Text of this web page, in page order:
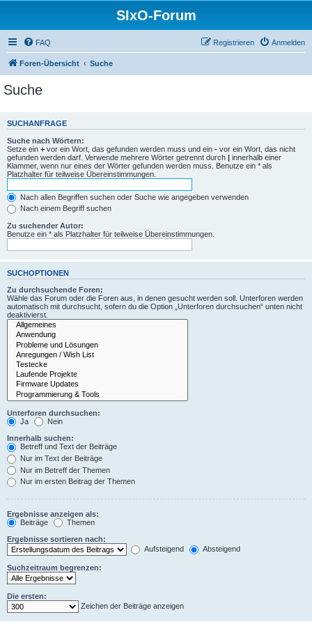
SIxO-Forum
FAQ Anmelden
Registrieren
Foren-Übersicht Suche
Suche
SUCHANFRAGE
Suche nach Wörtern:
Setze ein + vor ein Wort, das gefunden werden muss und ein - vor ein Wort, das nicht
gefunden werden darf. Verwende mehrere Wörter getrennt durch | innerhalb einer
Klammer, wenn nur eines der Wörter gefunden werden muss. Benutze ein * als
Platzhalter für teilweise Übereinstimmungen.
Nach allen Begriffen suchen oder Suche wie angegeben verwenden
Nach einem Begriff suchen
Zu suchender Autor:
Benutze ein * als Platzhalter für teilweise Übereinstimmungen.
SUCHOPTIONEN
Zu durchsuchende Foren:
Wähle das Forum oder die Foren aus, in denen gesucht werden soll. Unterforen werden
automatisch mit durchsucht, sofern du die Option „Unterforen durchsuchen“ unten nicht
deaktivierst.
Unterforen durchsuchen:
Ja
Nein
Innerhalb suchen:
Betreff und Text der Beiträge
Nur im Text der Beiträge
Nur im Betreff der Themen
Nur im ersten Beitrag der Themen
Ergebnisse anzeigen als:
Beiträge
Themen
Ergebnisse sortieren nach:
Aufsteigend
Absteigend
Suchzeitraum begrenzen:
Die ersten:
Zeichen der Beiträge anzeigen